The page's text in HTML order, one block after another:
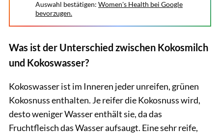
Auswahl bestätigen: Women's Health bei Google
bevorzugen.
Was ist der Unterschied zwischen Kokosmilch
und Kokoswasser?
Kokoswasser ist im Inneren jeder unreifen, grünen
Kokosnuss enthalten. Je reifer die Kokosnuss wird,
desto weniger Wasser enthält sie, da das
Fruchtfleisch das Wasser aufsaugt. Eine sehr reife,